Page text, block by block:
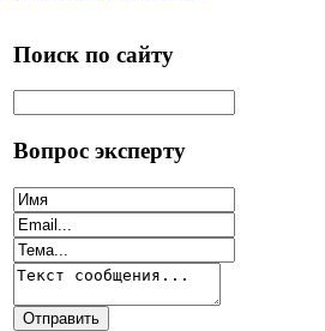
Поиск по сайту
Вопрос эксперту